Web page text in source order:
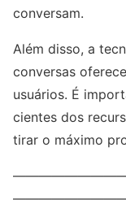
conversam.
Além disso, a
conversas
usuários. É
cientes dos
tirar o máximo